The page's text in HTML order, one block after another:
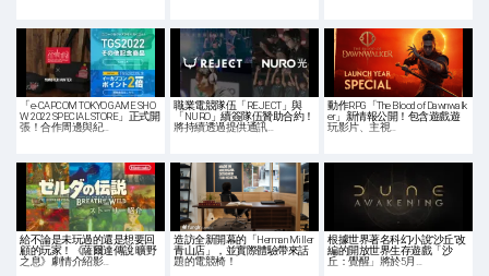
「e-CAPCOM TOKYO GAME SHO
W 2022 SPECIAL STORE」正式開
張！合作周邊與紀…
職業電競隊伍「REJECT」與
「NURO」續簽隊伍贊助合約！
將持續透過提供通訊…
動作RPG「The Blood of Dawnwalk
er」新情報公開！包含遊戲遊
玩影片、主視…
給不論是未玩過的還是想要回
顧的玩家！《薩爾達傳說 曠野
之息》劇情介紹影…
造訪全新開幕的「Herman Miller
青山店」，並實際體驗帶來話
題的電競椅！
根據世界著名科幻小說“沙丘”改
編的開放世界生存遊戲「沙
丘：覺醒」將於5月…